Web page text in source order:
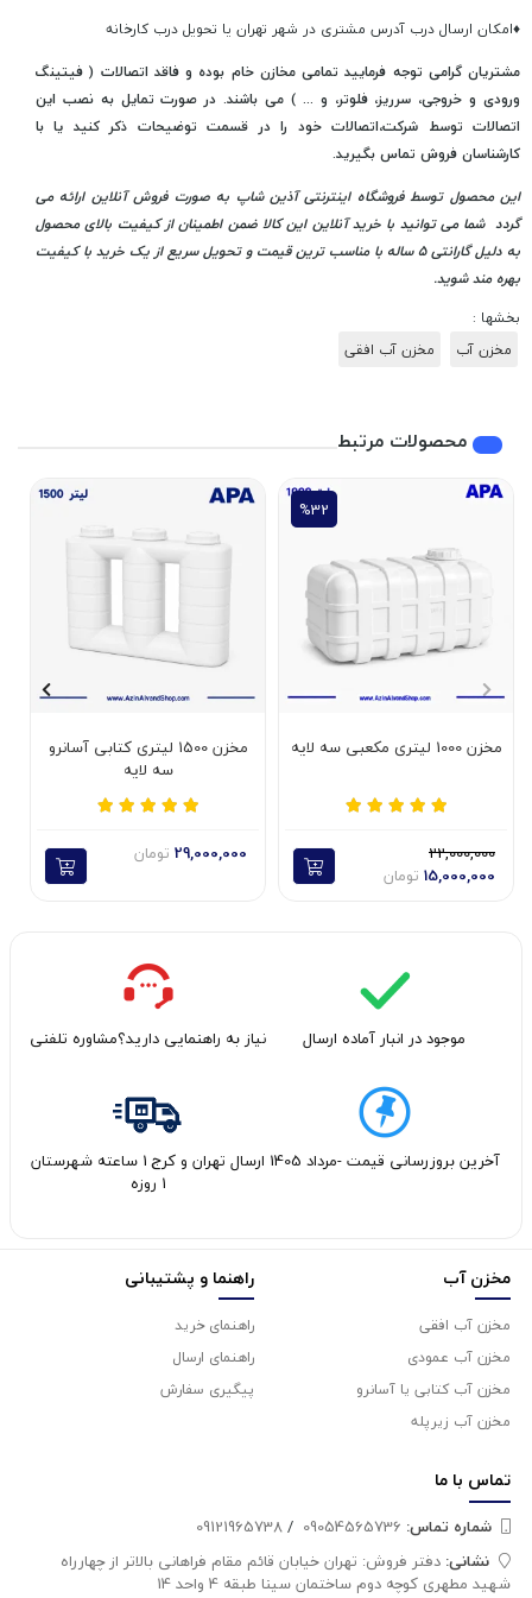
♦امکان ارسال درب آدرس مشتری در شهر تهران یا تحویل درب کارخانه
مشتریان گرامی توجه فرمایید تمامی مخازن خام بوده و فاقد اتصالات ( فیتینگ
ورودی و خروجی، سرریز، فلوتر، و ... ) می باشند. در صورت تمایل به نصب این
اتصالات توسط شرکت،اتصالات خود را در قسمت توضیحات ذکر کنید یا با
کارشناسان فروش تماس بگیرید.
این محصول توسط فروشگاه اینترنتی آذین شاپ به صورت فروش آنلاین ارائه می
گردد شما می توانید با خرید آنلاین این کالا ضمن اطمینان از کیفیت بالای محصول
به دلیل گارانتی 5 ساله با مناسب ترین قیمت و تحویل سریع از یک خرید با کیفیت
بهره مند شوید.
بخشها :
مخزن آب
مخزن آب افقی
محصولات مرتبط
%32
مخزن 1000 لیتری مکعبی سه لایه
22,000,000
15,000,000 تومان
مخزن 1500 لیتری کتابی آسانرو
سه لایه
29,000,000 تومان
موجود در انبار آماده ارسال نیاز به راهنمایی دارید؟مشاوره تلفنی
آخرین بروزرسانی قیمت -مرداد 1405
ارسال تهران و کرج 1 ساعته شهرستان
1 روزه
مخزن آب
مخزن آب افقی
مخزن آب عمودی
مخزن آب کتابی یا آسانرو
مخزن آب زیرپله
راهنما و پشتیبانی
راهنمای خرید
راهنمای ارسال
پیگیری سفارش
تماس با ما
شماره تماس‌: /
09121965738
نشانی: دفتر فروش: تهران خیابان قائم مقام فراهانی بالاتر از چهارراه
شهید مطهری کوچه دوم ساختمان سینا طبقه 4 واحد 14